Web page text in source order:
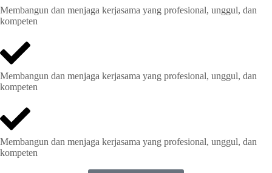
Membangun dan menjaga kerjasama yang profesional, unggul, dan
kompeten
Membangun dan menjaga kerjasama yang profesional, unggul, dan
kompeten
Membangun dan menjaga kerjasama yang profesional, unggul, dan
kompeten